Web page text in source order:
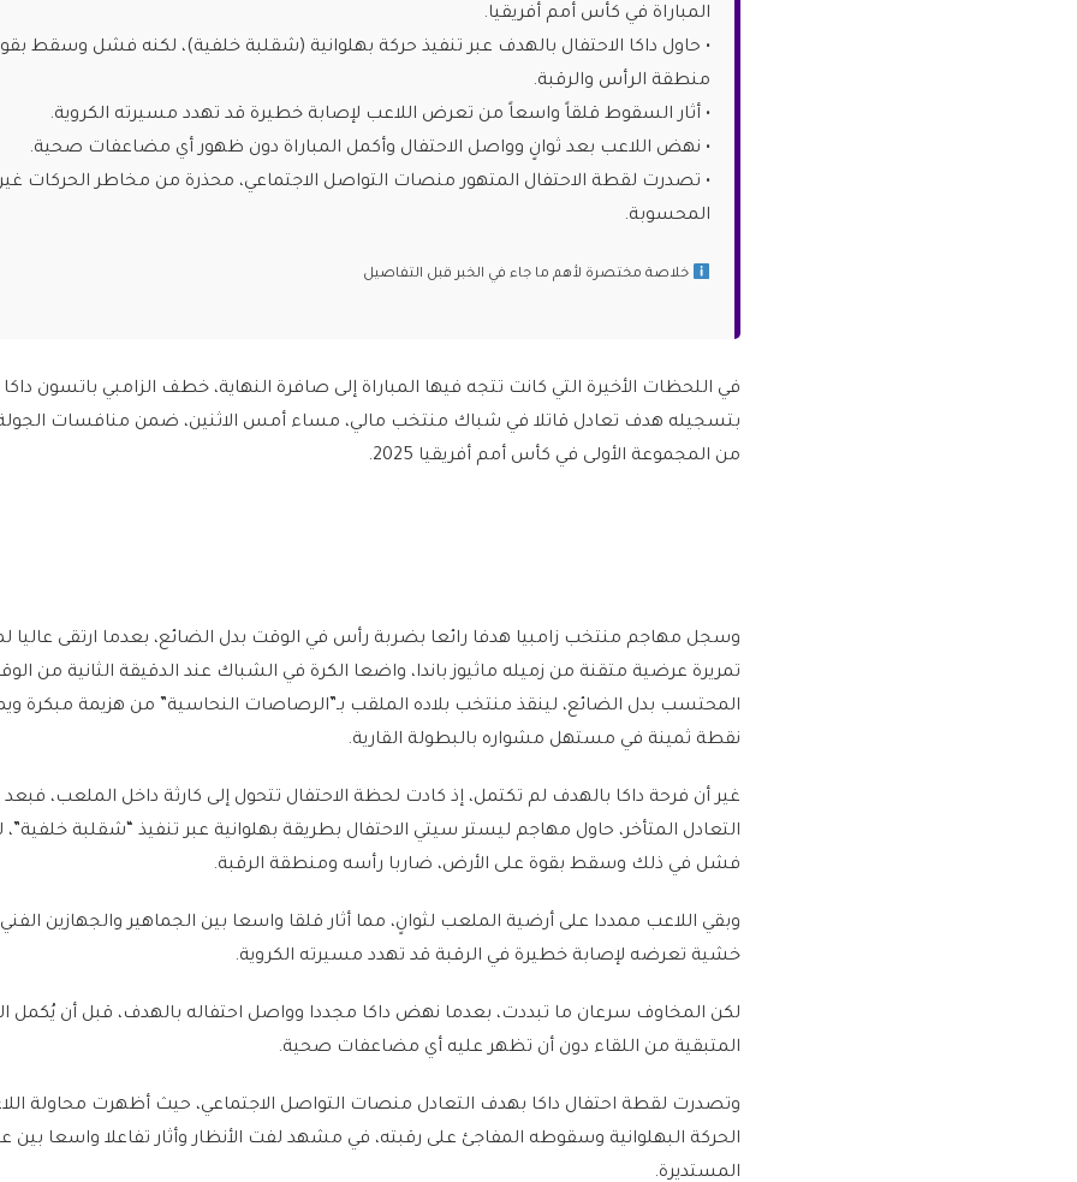
المباراة في كأس أمم أفريقيا.
• حاول داكا الاحتفال بالهدف عبر تنفيذ حركة بهلوانية (شقلبة خلفية)، لكنه فشل وسقط
منطقة الرأس والرقبة.
• أثار السقوط قلقاً واسعاً من تعرض اللاعب لإصابة خطيرة قد تهدد مسيرته الكروية.
• نهض اللاعب بعد ثوانٍ وواصل الاحتفال وأكمل المباراة دون ظهور أي مضاعفات صحية.
• تصدرت لقطة الاحتفال المتهور منصات التواصل الاجتماعي، محذرة من مخاطر الحركات
المحسوبة.
خلاصة مختصرة لأهم ما جاء في الخبر قبل التفاصيل
في اللحظات الأخيرة التي كانت تتجه فيها المباراة إلى صافرة النهاية، خطف الزامبي باتسون داكا
بتسجيله هدف تعادل قاتلا في شباك منتخب مالي، مساء أمس الاثنين، ضمن منافسات الجولة
من المجموعة الأولى في كأس أمم أفريقيا 2025.
وسجل مهاجم منتخب زامبيا هدفا رائعا بضربة رأس في الوقت بدل الضائع، بعدما ارتقى عاليا
تمريرة عرضية متقنة من زميله ماثيوز باندا، واضعا الكرة في الشباك عند الدقيقة الثانية من
المحتسب بدل الضائع، لينقذ منتخب بلاده الملقب بـ”الرصاصات النحاسية” من هزيمة مبكرة
نقطة ثمينة في مستهل مشواره بالبطولة القارية.
غير أن فرحة داكا بالهدف لم تكتمل، إذ كادت لحظة الاحتفال تتحول إلى كارثة داخل الملعب، فبعد
التعادل المتأخر، حاول مهاجم ليستر سيتي الاحتفال بطريقة بهلوانية عبر تنفيذ “شقلبة خلفية”،
فشل في ذلك وسقط بقوة على الأرض، ضاربا رأسه ومنطقة الرقبة.
وبقي اللاعب ممددا على أرضية الملعب لثوانٍ، مما أثار قلقا واسعا بين الجماهير والجهازين
خشية تعرضه لإصابة خطيرة في الرقبة قد تهدد مسيرته الكروية.
لكن المخاوف سرعان ما تبددت، بعدما نهض داكا مجددا وواصل احتفاله بالهدف، قبل أن يُكمل
المتبقية من اللقاء دون أن تظهر عليه أي مضاعفات صحية.
وتصدرت لقطة احتفال داكا بهدف التعادل منصات التواصل الاجتماعي، حيث أظهرت محاولة
الحركة البهلوانية وسقوطه المفاجئ على رقبته، في مشهد لفت الأنظار وأثار تفاعلا واسعا بين
المستديرة.